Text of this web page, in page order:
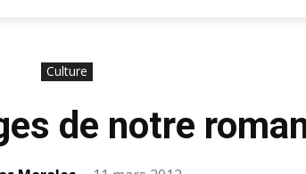
Culture
de notre